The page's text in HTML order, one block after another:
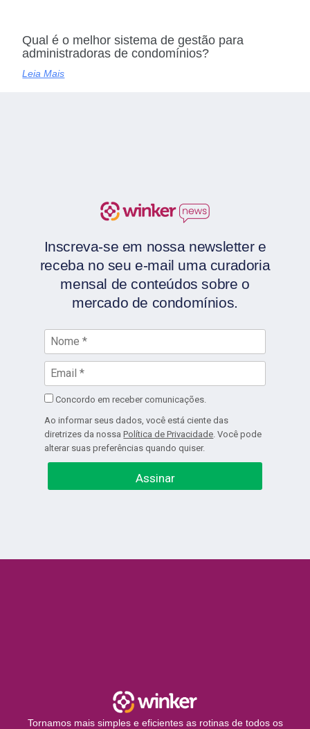
Qual é o melhor sistema de gestão para
administradoras de condomínios?
Leia Mais
Inscreva-se em nossa newsletter e
receba no seu e-mail uma curadoria
mensal de conteúdos sobre o
mercado de condomínios.
Concordo em receber comunicações.
Ao informar seus dados, você está ciente das
diretrizes da nossaPolítica de Privacidade. Você pode
alterar suas preferências quando quiser.
Assinar
Tornamos mais simples e eficientes as rotinas de todos os